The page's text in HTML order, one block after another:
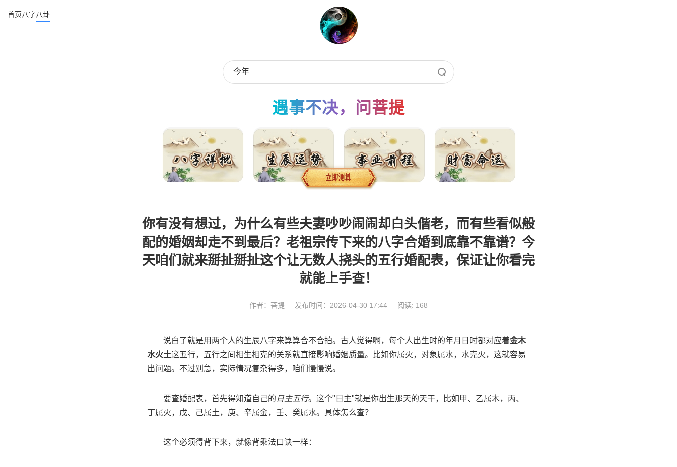
首页八字八卦
遇事不决，问菩提
你有没有想过，为什么有些夫妻吵吵闹闹却白头偕老，而有些看似般
配的婚姻却走不到最后？老祖宗传下来的八字合婚到底靠不靠谱？今
天咱们就来掰扯掰扯这个让无数人挠头的五行婚配表，保证让你看完
就能上手查！
作者：菩提 发布时间：2026-04-30 17:44 阅读: 168
说白了就是用两个人的生辰八字来算算合不合拍。古人觉得啊，每个人出生时的年月日时都对应着金木
水火土这五行，五行之间相生相克的关系就直接影响婚姻质量。比如你属火，对象属水，水克火，这就容易
出问题。不过别急，实际情况复杂得多，咱们慢慢说。
要查婚配表，首先得知道自己的 日主五行。这个"日主"就是你出生那天的天干，比如甲、乙属木，丙、
丁属火，戊、己属土，庚、辛属金，壬、癸属水。具体怎么查？
这个必须得背下来，就像背乘法口诀一样：